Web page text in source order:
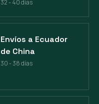
32 - 40 días
Envíos a Ecuador
de China
30 - 38 días